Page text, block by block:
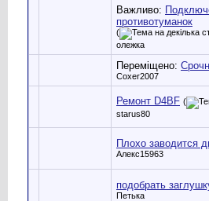
Важливо:
противотуманок
(
олежка
Переміщено:
Coxer2007
Ремонт D4BF (
starus80
Плохо заводится
Алекс15963
подобрать
Петька